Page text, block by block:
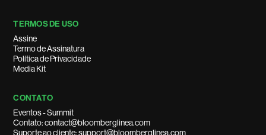
TERMOS DE USO
Assine
Termo de Assinatura
Política de Privacidade
Media Kit
CONTATO
Eventos - Summit
Contato: contact@bloomberglinea.com
Suporte ao cliente: support@bloomberglinea.com